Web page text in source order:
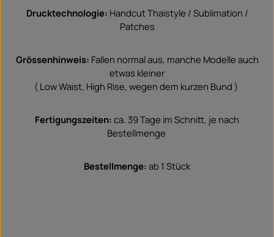
Drucktechnologie: Handcut Thaistyle / Sublimation /
Patches
Grössenhinweis: Fallen normal aus, manche Modelle auch
etwas kleiner
( Low Waist, High Rise, wegen dem kurzen Bund )
Fertigungszeiten: ca. 39 Tage im Schnitt, je nach
Bestellmenge
Bestellmenge: ab 1 Stück